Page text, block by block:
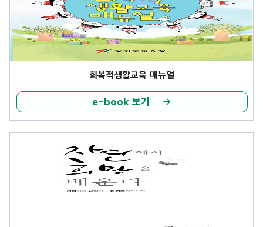
회복적생활교육 매뉴얼
e-book 보기